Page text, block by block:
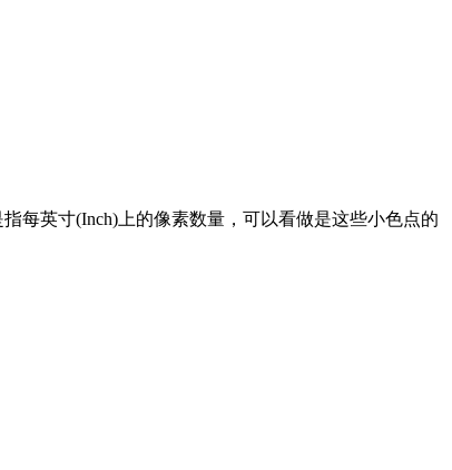
每英寸(Inch)上的像素数量，可以看做是这些小色点的